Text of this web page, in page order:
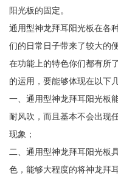
阳光板的固定。
通用型神龙拜耳阳光板在各
们的日常日子带来了较大的
在功能上的特色你们都有所
的运用，要能够体现在以下
一、通用型神龙拜耳阳光板
耐风吹，而且基本不会出现
现象；
二、通用型神龙拜耳阳光板
色，能够大程度的将神龙拜